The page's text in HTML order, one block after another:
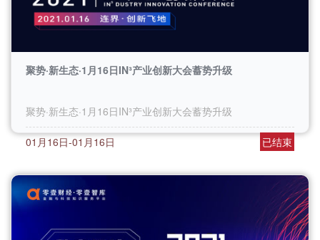
聚势·新生态·1月16日IN³产业创新大会蓄势升级
聚势·新生态·1月16日IN³产业创新大会蓄势升级
01月16日-01月16日 已结束